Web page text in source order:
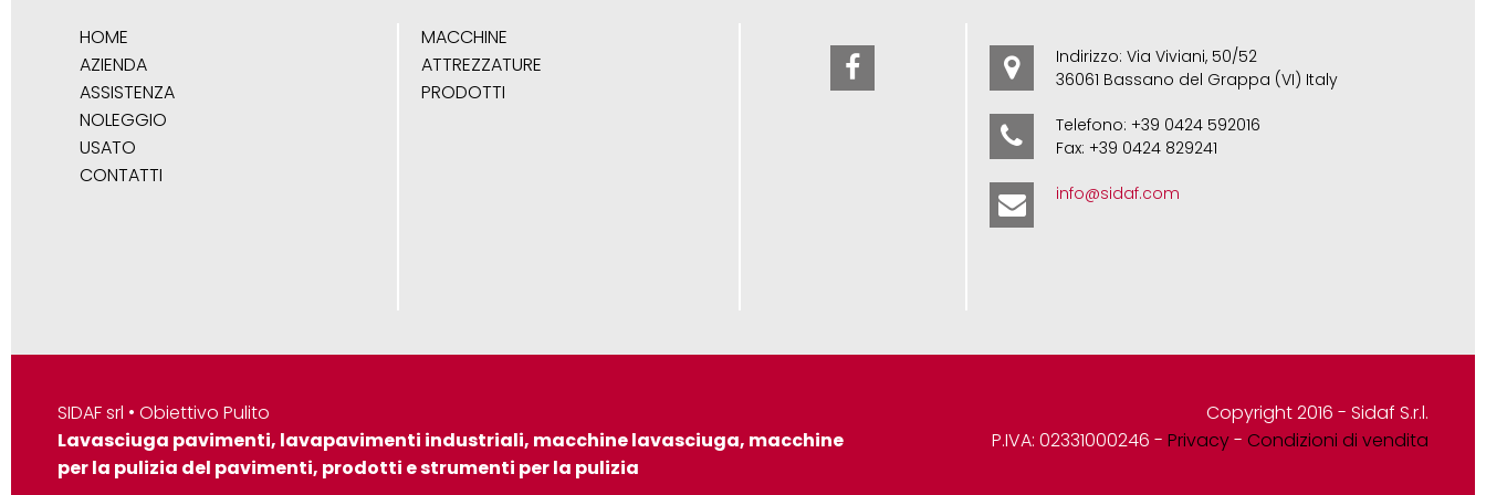
HOME
AZIENDA
ASSISTENZA
NOLEGGIO
USATO
CONTATTI
MACCHINE
ATTREZZATURE
PRODOTTI
Indirizzo: Via Viviani, 50/52
36061 Bassano del Grappa (VI) Italy
Telefono: +39 0424 592016
Fax: +39 0424 829241
info@sidaf.com
SIDAF srl • Obiettivo Pulito
Lavasciuga pavimenti, lavapavimenti industriali, macchine lavasciuga, macchine
per la pulizia del pavimenti, prodotti e strumenti per la pulizia
Copyright 2016 - Sidaf S.r.l.
P.IVA: 02331000246 - Privacy- Condizioni di vendita